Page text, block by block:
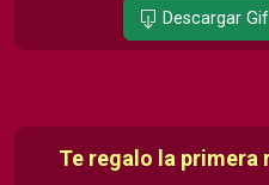
Descargar Gif
Te regalo la primera